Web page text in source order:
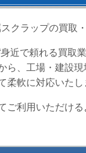
クラップの買取
近で頼れる買取
ら、工場・建設
柔軟に対応いたし
ご利用いただける